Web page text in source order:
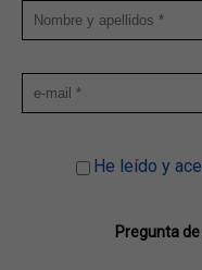
He leído y
Pregunta